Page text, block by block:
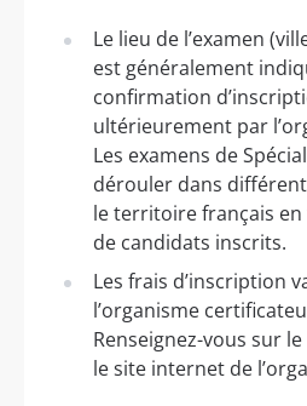
Le lieu de l’examen
est généralement
confirmation
ultérieurement par
Les examens de
dérouler dans
le territoire français
de candidats inscrits.
Les frais d’inscription
l’organisme
Renseignez-vous sur
le site internet de